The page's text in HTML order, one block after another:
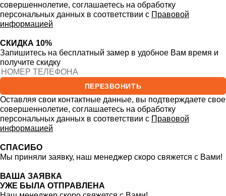
совершеннолетие, соглашаетесь на обработку
персональных данных в соответствии с Правовой
информацией
СКИДКА 10%
Запишитесь на бесплатный замер в удобное Вам время и
получите скидку
ПЕРЕЗВОНИТЬ
Оставляя свои контактные данные, вы подтверждаете свое
совершеннолетие, соглашаетесь на обработку
персональных данных в соответствии с Правовой
информацией
СПАСИБО
Мы приняли заявку, наш менеджер скоро свяжется с Вами!
ВАША ЗАЯВКА
УЖЕ БЫЛА ОТПРАВЛЕНА